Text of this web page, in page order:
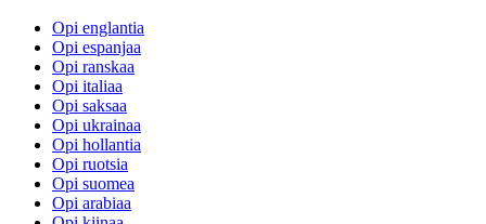
Opi englantia
Opi espanjaa
Opi ranskaa
Opi italiaa
Opi saksaa
Opi ukrainaa
Opi hollantia
Opi ruotsia
Opi suomea
Opi arabiaa